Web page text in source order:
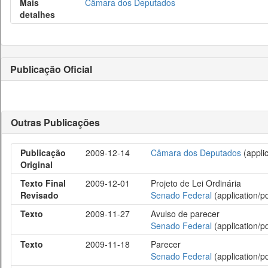
Mais
detalhes
Câmara dos Deputados
Publicação Oficial
Outras Publicações
Publicação
Original
2009-12-14 Câmara dos Deputados
Texto Final
Revisado
2009-12-01
Projeto de Lei Ordinária
Senado Federal (application/
Texto
2009-11-27
Avulso de parecer
Senado Federal (application/
Texto
2009-11-18
Parecer
Senado Federal (application/